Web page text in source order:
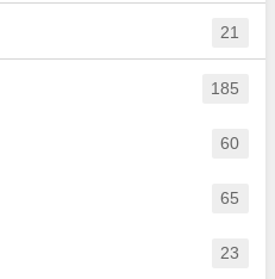
21
185
60
65
23